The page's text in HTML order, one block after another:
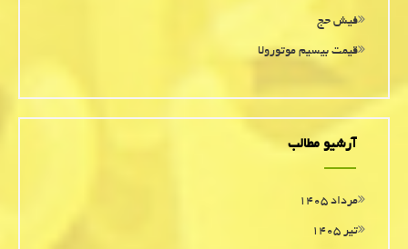
فیش حج
قیمت بیسیم موتورولا
آرشیو مطالب
مرداد ۱۴۰۵
تیر ۱۴۰۵